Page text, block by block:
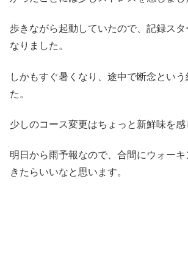
歩きながら起動していたので、記録ス
なりました。
しかもすぐ暑くなり、途中で断念とい
た。
少しのコース変更はちょっと新鮮味を感
明日から雨予報なので、合間にウォー
きたらいいなと思います。